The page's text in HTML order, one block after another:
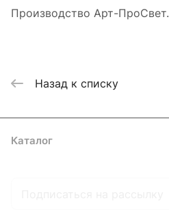
Производство Арт-ПроСвет.
Назад к списку
Каталог